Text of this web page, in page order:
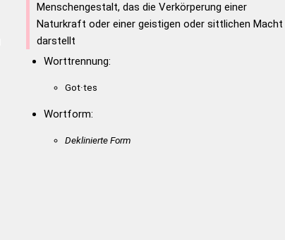
Menschengestalt, das die Verkörperung einer
Naturkraft oder einer geistigen oder sittlichen Macht
darstellt
Worttrennung:
Got·tes
Wortform:
Deklinierte Form